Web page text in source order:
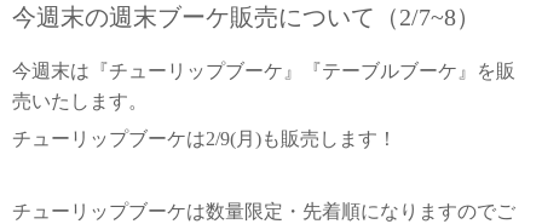
今週末の週末ブーケ販売について（2/7~8）
今週末は『チューリップブーケ』『テーブルブーケ』を販
売いたします。
チューリップブーケは2/9(月)も販売します！
チューリップブーケは数量限定・先着順になりますのでご